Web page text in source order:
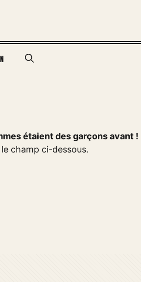
étaient des garçons avant !
champ ci-dessous.